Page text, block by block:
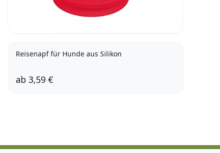
Reisenapf für Hunde aus Silikon
ab 3,59 €